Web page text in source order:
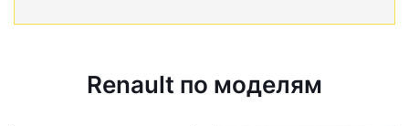
Renault по моделям